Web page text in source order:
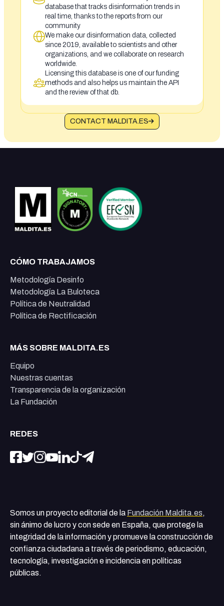
database that tracks disinformation trends in
real time, thanks to the reports from our
community
We make our disinformation data, collected
since 2019, available to scientists and other
organizations, and we collaborate on research
worldwide.
Licensing this database is one of our funding
methods and also helps us maintain the API
and the review of that db.
CONTACT MALDITA.ES
CÓMO TRABAJAMOS
Metodología Desinfo
Metodología La Buloteca
Política de Neutralidad
Política de Rectificación
MÁS SOBRE MALDITA.ES
Equipo
Nuestras cuentas
Transparencia de la organización
La Fundación
REDES
Somos un proyecto editorial de la Fundación Maldita.es,
sin ánimo de lucro y con sede en España, que protege la
integridad de la información y promueve la construcción de
confianza ciudadana a través de periodismo, educación,
tecnología, investigación e incidencia en políticas
públicas.